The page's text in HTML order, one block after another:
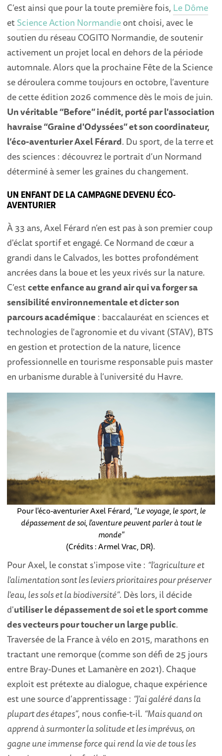
C’est ainsi que pour la toute première fois, Le Dôme
etScience Action Normandieont choisi, avec le
soutien du réseau COGITO Normandie, de soutenir
activement un projet local en dehors de la période
automnale. Alors que la prochaine Fête de la Science
se déroulera comme toujours en octobre, l’aventure
de cette édition 2026 commence dès le mois de juin.
Un véritable “Before” inédit, porté par l'association
havraise “Graine d'Odyssées” et son coordinateur,
l’éco-aventurier Axel Férard. Du sport, de la terre et
des sciences : découvrez le portrait d’un Normand
déterminé à semer les graines du changement.
UN ENFANT DE LA CAMPAGNE DEVENU ÉCO-
AVENTURIER
À 33 ans, Axel Férard n’en est pas à son premier coup
d'éclat sportif et engagé. Ce Normand de cœur a
grandi dans le Calvados, les bottes profondément
ancrées dans la boue et les yeux rivés sur la nature.
C’estcette enfance au grand air qui va forger sa
sensibilité environnementale et dicter son
parcours académique : baccalauréat en sciences et
technologies de l'agronomie et du vivant (STAV), BTS
en gestion et protection de la nature, licence
professionnelle en tourisme responsable puis master
en urbanisme durable à l’université du Havre.
Pour l'éco-aventurier Axel Férard,"Le voyage, le sport, le
dépassement de soi, l’aventure peuvent parler à tout le
monde"
(Crédits : Armel Vrac, DR).
Pour Axel, le constat s'impose vite : “l'agriculture et
l'alimentation sont les leviers prioritaires pour préserver
l'eau, les sols et la biodiversité”. Dès lors, il décide
d'utiliser le dépassement de soi et le sport comme
des vecteurs pour toucher un large public.
Traversée de la France à vélo en 2015, marathons en
tractant une remorque (comme son défi de 25 jours
entre Bray-Dunes et Lamanère en 2021). Chaque
exploit est prétexte au dialogue, chaque expérience
est une source d’apprentissage : “J'ai galéré dans la
plupart des étapes”, nous confie-t-il. “Mais quand on
apprend à surmonter la solitude et les imprévus, on
gagne une immense force qui rend la vie de tous les